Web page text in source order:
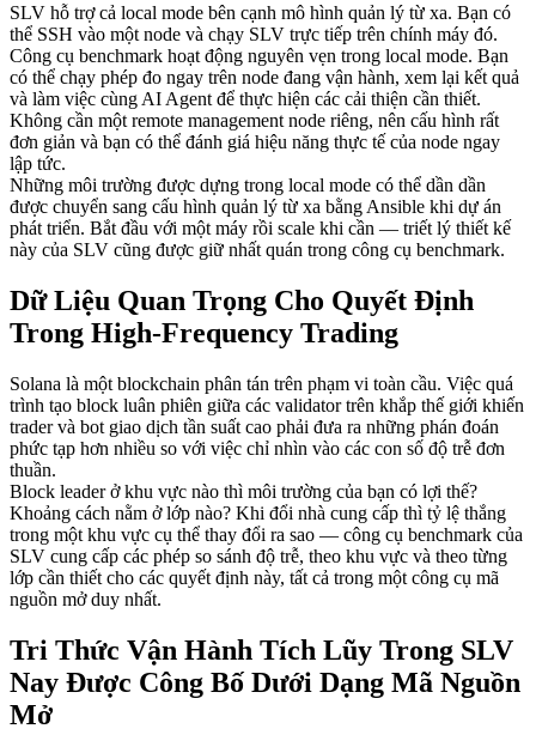
SLV hỗ trợ cả local mode bên cạnh mô hình quản lý từ xa. Bạn có
thể SSH vào một node và chạy SLV trực tiếp trên chính máy đó.
Công cụ benchmark hoạt động nguyên vẹn trong local mode. Bạn
có thể chạy phép đo ngay trên node đang vận hành, xem lại kết quả
và làm việc cùng AI Agent để thực hiện các cải thiện cần thiết.
Không cần một remote management node riêng, nên cấu hình rất
đơn giản và bạn có thể đánh giá hiệu năng thực tế của node ngay
lập tức.
Những môi trường được dựng trong local mode có thể dần dần
được chuyển sang cấu hình quản lý từ xa bằng Ansible khi dự án
phát triển. Bắt đầu với một máy rồi scale khi cần — triết lý thiết kế
này của SLV cũng được giữ nhất quán trong công cụ benchmark.
Dữ Liệu Quan Trọng Cho Quyết Định
Trong High-Frequency Trading
Solana là một blockchain phân tán trên phạm vi toàn cầu. Việc quá
trình tạo block luân phiên giữa các validator trên khắp thế giới khiến
trader và bot giao dịch tần suất cao phải đưa ra những phán đoán
phức tạp hơn nhiều so với việc chỉ nhìn vào các con số độ trễ đơn
thuần.
Block leader ở khu vực nào thì môi trường của bạn có lợi thế?
Khoảng cách nằm ở lớp nào? Khi đổi nhà cung cấp thì tỷ lệ thắng
trong một khu vực cụ thể thay đổi ra sao — công cụ benchmark của
SLV cung cấp các phép so sánh độ trễ, theo khu vực và theo từng
lớp cần thiết cho các quyết định này, tất cả trong một công cụ mã
nguồn mở duy nhất.
Tri Thức Vận Hành Tích Lũy Trong SLV
Nay Được Công Bố Dưới Dạng Mã Nguồn
Mở